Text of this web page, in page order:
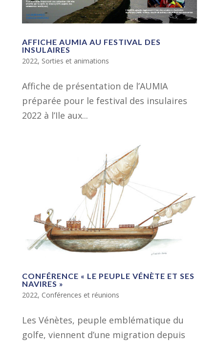
AFFICHE AUMIA AU FESTIVAL DES
INSULAIRES
2022, Sorties et animations
Affiche de présentation de l’AUMIA
préparée pour le festival des insulaires
2022 à l’Ile aux...
CONFÉRENCE « LE PEUPLE VÉNÈTE ET SES
NAVIRES »
2022, Conférences et réunions
Les Vénètes, peuple emblématique du
golfe, viennent d’une migration depuis